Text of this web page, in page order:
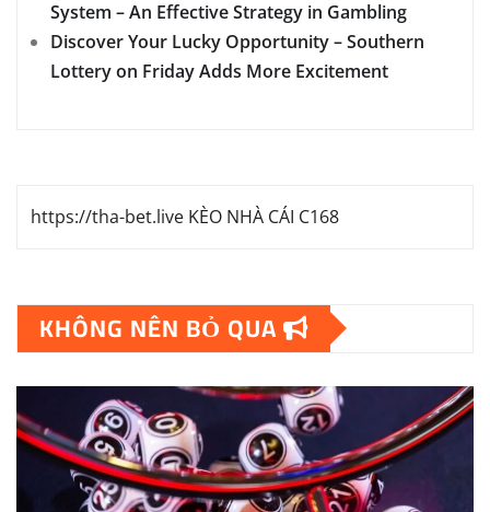
System – An Effective Strategy in Gambling
Discover Your Lucky Opportunity – Southern
Lottery on Friday Adds More Excitement
https://tha-bet.live KÈO NHÀ CÁI C168
KHÔNG NÊN BỎ QUA